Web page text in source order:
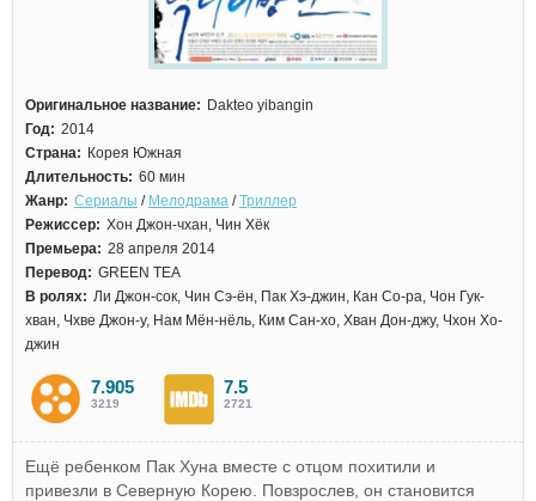
Оригинальное название: Dakteo yibangin
Год: 2014
Страна: Корея Южная
Длительность: 60 мин
Жанр: Сериалы / Мелодрама /Триллер
Режиссер: Хон Джон-чхан, Чин Хёк
Премьера: 28 апреля 2014
Перевод: GREEN TEA
В ролях: Ли Джон-сок, Чин Сэ-ён, Пак Хэ-джин, Кан Со-ра, Чон Гук-
хван, Чхве Джон-у, Нам Мён-нёль, Ким Сан-хо, Хван Дон-джу, Чхон Хо-
джин
7.905
3219
7.5
2721
Ещё ребенком Пак Хуна вместе с отцом похитили и
привезли в Северную Корею. Повзрослев, он становится